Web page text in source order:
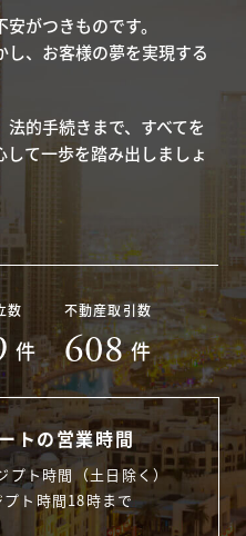
がつきものです。
、お客様の夢を実現する
的手続きまで、すべてを
て一歩を踏み出しましょ
数
件
不動産取引数
608 件
トの営業時間
ト時間（土日除く）
ト時間18時まで